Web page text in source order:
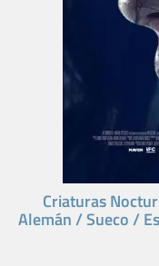
Criaturas
Alemán / Sueco /